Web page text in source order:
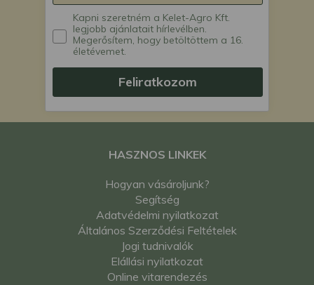
Kapni szeretném a Kelet-Agro Kft.
legjobb ajánlatait hírlevélben.
Megerősítem, hogy betöltöttem a 16.
életévemet.
Feliratkozom
HASZNOS LINKEK
Hogyan vásároljunk?
Segítség
Adatvédelmi nyilatkozat
Általános Szerződési Feltételek
Jogi tudnivalók
Elállási nyilatkozat
Online vitarendezés